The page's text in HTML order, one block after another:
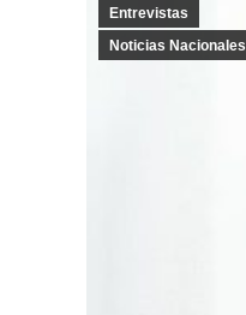
Entrevistas
Noticias Nacionales